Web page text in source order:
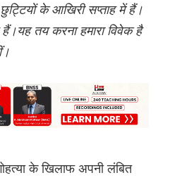
के आखिरी सप्ताह में हैं।
तय करना हमारा विवेक है
के खिलाफ अपनी लंबित